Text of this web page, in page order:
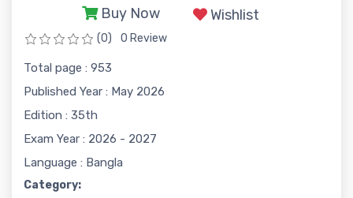
Buy Now Wishlist
(0) 0 Review
Total page : 953
Published Year : May 2026
Edition : 35th
Exam Year : 2026 - 2027
Language : Bangla
Category: